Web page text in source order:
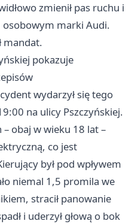
zmienił pas ruchu i
osobowym marki Audi.
mandat.
pokazuje
wydarzył się tego
na ulicy Pszczyńskiej.
obaj w wieku 18 lat –
co jest
był pod wpływem
niemal 1,5 promila we
stracił panowanie
i uderzył głową o bok